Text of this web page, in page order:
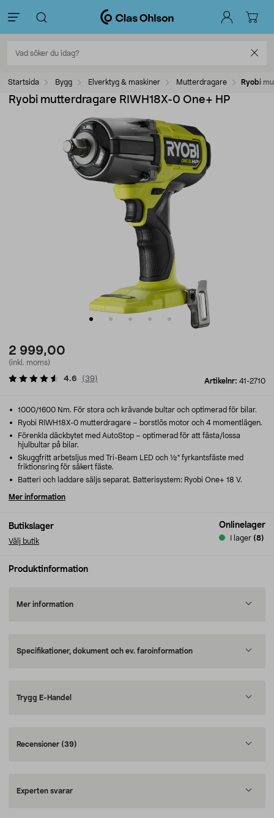
Startsida Bygg Elverktyg & maskiner Mutterdragare Ryobi
Ryobi mutterdragare RIWH18X-0 One+ HP
2 999,00
(inkl. moms)
Artikelnr: 41-2710
4.6 (39)
Butikslager
Välj butik
Onlinelager
I lager (8)
1000/1600 Nm. För stora och krävande bultar och optimerad för bilar.
Ryobi RIWH18X-0 mutterdragare – borstlös motor och 4 momentlägen.
Förenkla däckbytet med AutoStop – optimerad för att fästa/lossa
hjulbultar på bilar.
Skuggfritt arbetsljus med Tri-Beam LED och ½" fyrkantsfäste med
friktionsring för säkert fäste.
Batteri och laddare säljs separat. Batterisystem: Ryobi One+ 18 V.
Mer information
Produktinformation
Mer information
Specifikationer, dokument och ev. faroinformation
Trygg E-Handel
Recensioner (39)
Experten svarar